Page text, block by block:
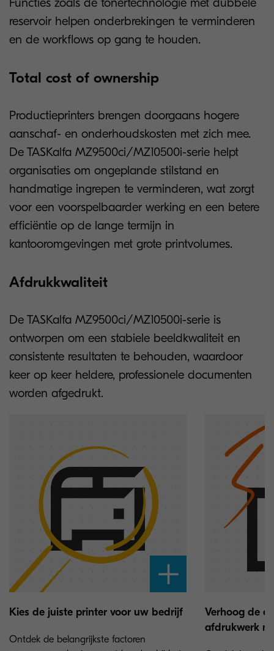
reservoir helpen onderbrekingen te verminderen
en de workflows op gang te houden.
Total cost of ownership
Productieprinters brengen doorgaans hogere
aanschaf- en onderhoudskosten met zich mee.
De TASKalfa MZ9500ci/MZ10500i-serie helpt
organisaties om ongeplande stilstand en
handmatige ingrepen te verminderen, wat zorgt
voor een voorspelbaarder werking en een betere
efficiëntie op de lange termijn in
kantooromgevingen met grote printvolumes.
Afdrukkwaliteit
De TASKalfa MZ9500ci/MZ10500i-serie is
ontworpen om een stabiele beeldkwaliteit en
consistente resultaten te behouden, waardoor
keer op keer heldere, professionele documenten
worden afgedrukt.
Kies de juiste printer voor uw bedrijf
Ontdek de belangrijkste factoren
Verhoog de
afdrukwerk